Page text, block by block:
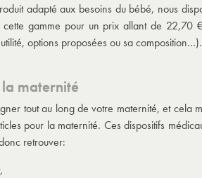
adapté aux besoins du bébé, nous
gamme pour un prix allant de
options proposées ou sa composition…).
maternité
tout au long de votre maternité, et cela
pour la maternité. Ces dispositifs
retrouver: